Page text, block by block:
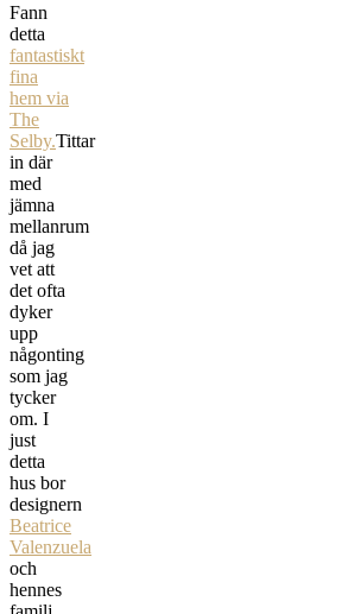
Fann
detta
fantastiskt
fina
hem via
The
Selby.Tittar
in där
med
jämna
mellanrum
då jag
vet att
det ofta
dyker
upp
någonting
som jag
tycker
om. I
just
detta
hus bor
designern
Beatrice
Valenzuela
och
hennes